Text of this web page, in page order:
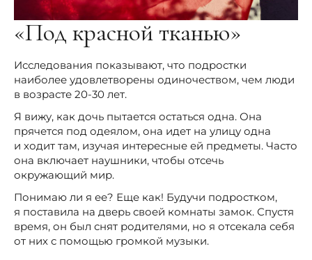
«Под красной тканью»
Исследования показывают, что подростки
наиболее удовлетворены одиночеством, чем люди
в возрасте 20-30 лет.
Я вижу, как дочь пытается остаться одна. Она
прячется под одеялом, она идет на улицу одна
и ходит там, изучая интересные ей предметы. Часто
она включает наушники, чтобы отсечь
окружающий мир.
Понимаю ли я ее? Еще как! Будучи подростком,
я поставила на дверь своей комнаты замок. Спустя
время, он был снят родителями, но я отсекала себя
от них с помощью громкой музыки.